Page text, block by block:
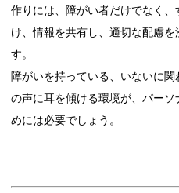
作りには、障がい者だけでなく
け、情報を共有し、適切な配慮
す。
障がいを持っている、いないに
の声に耳を傾ける環境が、パー
めには必要でしょう。